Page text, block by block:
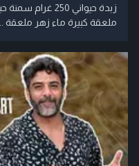
ملعقة كبيرة ماء زهر ملعقة ....